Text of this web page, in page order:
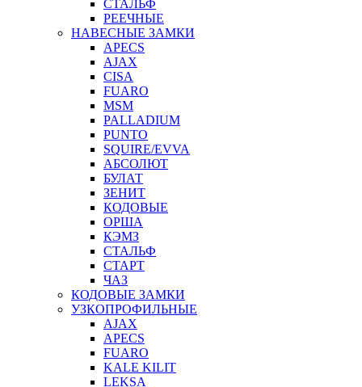
СТАЛЬФ
РЕЕЧНЫЕ
НАВЕСНЫЕ ЗАМКИ
APECS
AJAX
CISA
FUARO
MSM
PALLADIUM
PUNTO
SQUIRE/EVVA
АБСОЛЮТ
БУЛАТ
ЗЕНИТ
КОДОВЫЕ
ОРША
КЭМЗ
СТАЛЬФ
СТАРТ
ЧАЗ
КОДОВЫЕ ЗАМКИ
УЗКОПРОФИЛЬНЫЕ
AJAX
APECS
FUARO
KALE KILIT
LEKSA